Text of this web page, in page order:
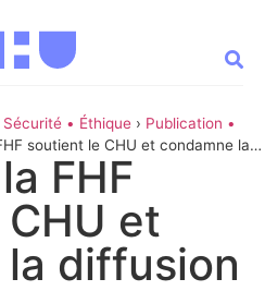
• Éthique › Publication •
soutient le CHU et condamne la
FHF
et
diffusion